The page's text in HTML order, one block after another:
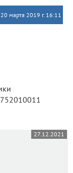
20 марта 2019 г. 16:11
27.12.2021